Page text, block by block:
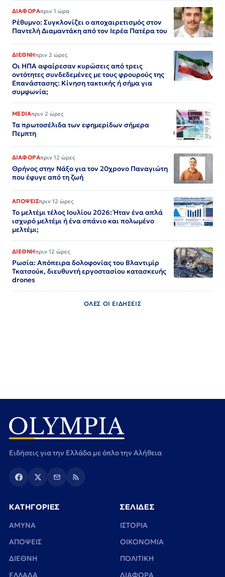
ΔΙΑΦΟΡΑπριν 1 ώρα
Ρέθυμνο: Συγκλονίζει ο αποχαιρετισμός στον
Παντελή Διαμαντάκη από τον Ιερέα Πατέρα του
ΔΙΕΘΝΗπριν 2 ώρες
Οι ΗΠΑ αφαίρεσαν κυρώσεις από τρεις
οντότητες συνδεδεμένες με τους φρουρούς της
Επανάστασης: Κίνηση τακτικής ή σήμα για
συμφωνία;
MEDIAπριν 2 ώρες
Τα πρωτοσέλιδα των εφημερίδων σήμερα
Πεμπτη
ΔΙΑΦΟΡΑπριν 12 ώρες
Θρήνος στην Νάξο για τον 20χρονο Παναγιώτη
που έφυγε από τη ζωή
ΑΠΟΨΕΙΣπριν 12 ώρες
Το μελτέμι τέλος Ιουλίου 2026: Ήταν ένα απλά
ισχυρό μελτέμι ή ένα σπάνιο και πολωμένο
μελτέμι;
ΔΙΕΘΝΗπριν 12 ώρες
Ρωσία: Απόπειρα δολοφονίας του Βλαντιμίρ
Τκατσούκ, διευθυντή εργοστασίου κατασκευής
drones
ΟΛΕΣ ΟΙ ΕΙΔΗΣΕΙΣ
Ειδήσεις για την Ελλάδα με όπλο την Αλήθεια
ΚΑΤΗΓΟΡΙΕΣ
ΑΜΥΝΑ
ΑΠΟΨΕΙΣ
ΔΙΕΘΝΗ
ΣΕΛΙΔΕΣ
ΙΣΤΟΡΙΑ
ΟΙΚΟΝΟΜΙΑ
ΠΟΛΙΤΙΚΗ